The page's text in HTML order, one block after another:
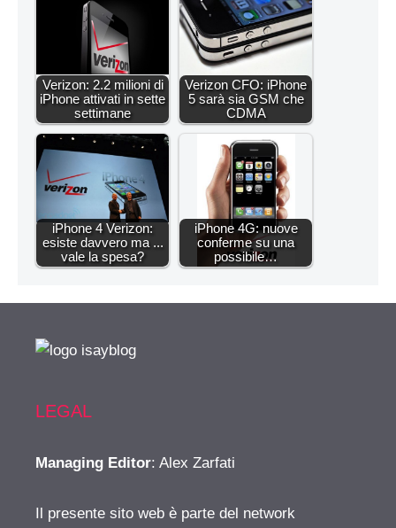
Verizon: 2.2 milioni di
iPhone attivati in sette
settimane
Verizon CFO: iPhone
5 sarà sia GSM che
CDMA
iPhone 4 Verizon:
esiste davvero ma ...
vale la spesa?
iPhone 4G: nuove
conferme su una
possibile…
LEGAL
Managing Editor: Alex Zarfati
Il presente sito web è parte del network